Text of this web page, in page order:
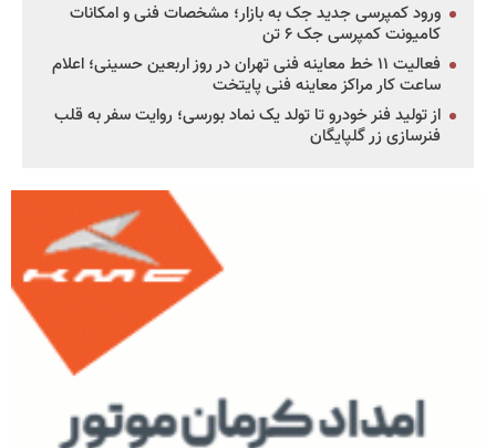
ورود کمپرسی جدید جک به بازار؛ مشخصات فنی و امکانات
کامیونت کمپرسی جک ۶ تن
فعالیت ۱۱ خط معاینه فنی تهران در روز اربعین حسینی؛ اعلام
ساعت کار مراکز معاینه فنی پایتخت
از تولید فنر خودرو تا تولد یک نماد بورسی؛ روایت سفر به قلب
فنرسازی زر گلپایگان